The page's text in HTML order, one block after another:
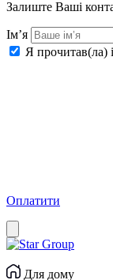
Залиште Ваші
Ім’я
Я прочитав(ла)
Оплатити
Для дому